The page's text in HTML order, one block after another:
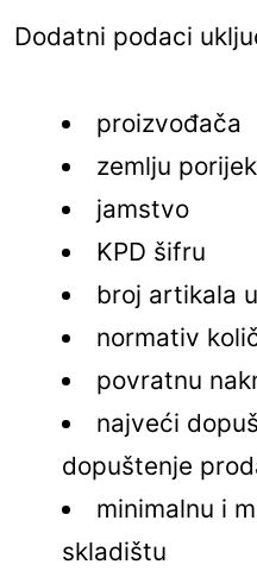
Dodatni podaci
proizvođača
zemlju
jamstvo
KPD šifru
broj artikala
normativ
povratnu
najveći
dopuštenje
minimalnu i
skladištu